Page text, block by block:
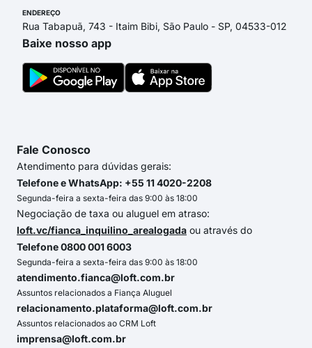
ENDEREÇO
Rua Tabapuã, 743 - Itaim Bibi, São Paulo - SP, 04533-012
Baixe nosso app
Fale Conosco
Atendimento para dúvidas gerais:
Telefone e WhatsApp: +55 11 4020-2208
Segunda-feira a sexta-feira das 9:00 às 18:00
Negociação de taxa ou aluguel em atraso:
loft.vc/fianca_inquilino_arealogada ou através do
Telefone 0800 001 6003
Segunda-feira a sexta-feira das 9:00 às 18:00
atendimento.fianca@loft.com.br
Assuntos relacionados a Fiança Aluguel
relacionamento.plataforma@loft.com.br
Assuntos relacionados ao CRM Loft
imprensa@loft.com.br